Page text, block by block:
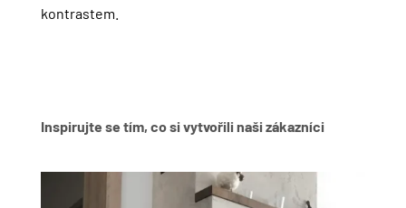
kontrastem.
Inspirujte se tím, co si vytvořili naši zákazníci